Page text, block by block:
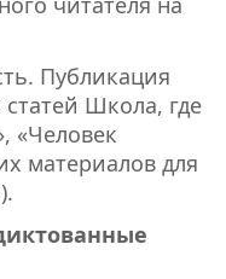
Публикация
Школа, где
«Человек
материалов для